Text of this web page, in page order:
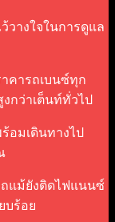
วางใจในการดูแล
าคารถเบนซ์ทุก
กว่าเต็นท์ทั่วไป
อมเดินทางไป
แม้ยังติดไฟแนนซ์
บร้อย